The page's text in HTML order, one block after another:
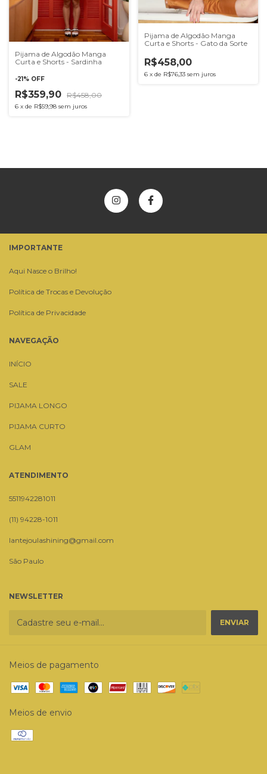
Pijama de Algodão Manga
Curta e Shorts - Sardinha
-21% OFF
R$359,90 R$458,00
6 x de R$59,98 sem juros
Pijama de Algodão Manga
Curta e Shorts - Gato da Sorte
R$458,00
6 x de R$76,33 sem juros
IMPORTANTE
Aqui Nasce o Brilho!
Política de Trocas e Devolução
Política de Privacidade
NAVEGAÇÃO
INÍCIO
SALE
PIJAMA LONGO
PIJAMA CURTO
GLAM
ATENDIMENTO
5511942281011
(11) 94228-1011
lantejoulashining@gmail.com
São Paulo
NEWSLETTER
Meios de pagamento
Meios de envio